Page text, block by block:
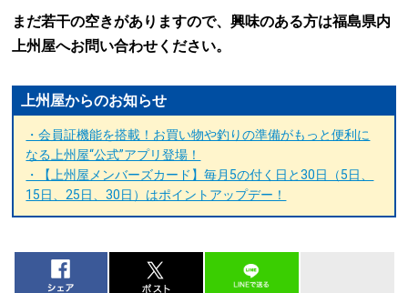
まだ若干の空きがありますので、興味のある方は福島県内
上州屋へお問い合わせください。
上州屋からのお知らせ
・会員証機能を搭載！お買い物や釣りの準備がもっと便利に
なる上州屋“公式”アプリ登場！
・【上州屋メンバーズカード】毎月5の付く日と30日（5日、
15日、25日、30日）はポイントアップデー！